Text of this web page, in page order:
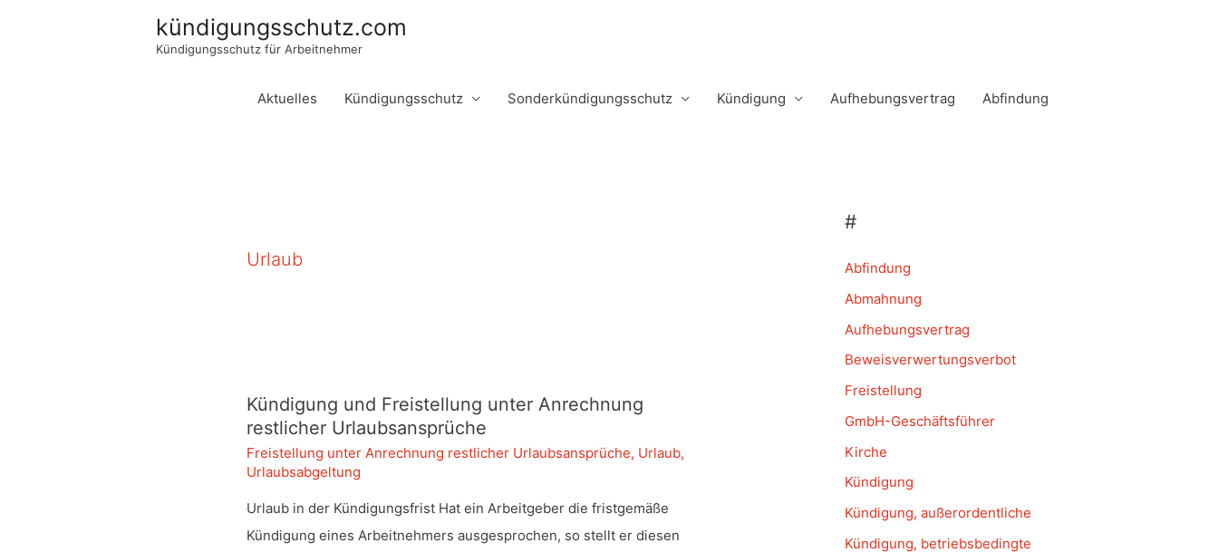
kündigungsschutz.com
Kündigungsschutz für Arbeitnehmer
Aktuelles Kündigungsschutz Sonderkündigungsschutz Kündigung Aufhebungsvertrag Abfindung
Urlaub
Kündigung und Freistellung unter Anrechnung
restlicher Urlaubsansprüche
Freistellung unter Anrechnung restlicher Urlaubsansprüche, Urlaub,
Urlaubsabgeltung
Urlaub in der Kündigungsfrist Hat ein Arbeitgeber die fristgemäße
Kündigung eines Arbeitnehmers ausgesprochen, so stellt er diesen
#
Abfindung
Abmahnung
Aufhebungsvertrag
Beweisverwertungsverbot
Freistellung
GmbH-Geschäftsführer
Kirche
Kündigung
Kündigung, außerordentliche
Kündigung, betriebsbedingte